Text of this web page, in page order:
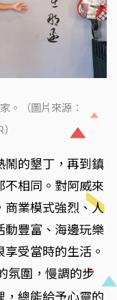
。（圖片來源：
鬧的墾丁，再到鎮
不相同。對阿威來
商業模式強烈、人
動豐富、海邊玩樂
受當時的生活。
氛圍，慢調的步
，總能給予心靈的